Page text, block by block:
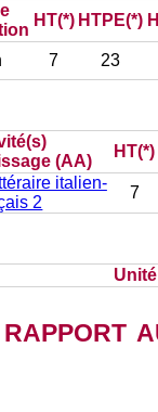
HT(*) HTPE(*)
7 23
(AA)
HT(*)
italien-
2
7